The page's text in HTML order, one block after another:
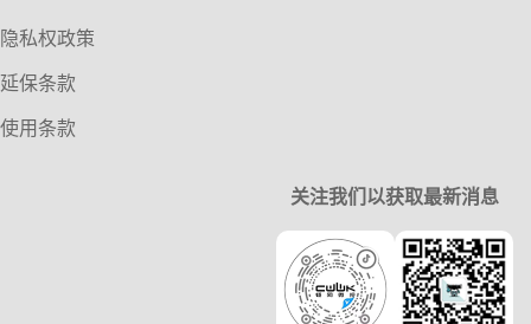
隐私权政策
延保条款
使用条款
关注我们以获取最新消息